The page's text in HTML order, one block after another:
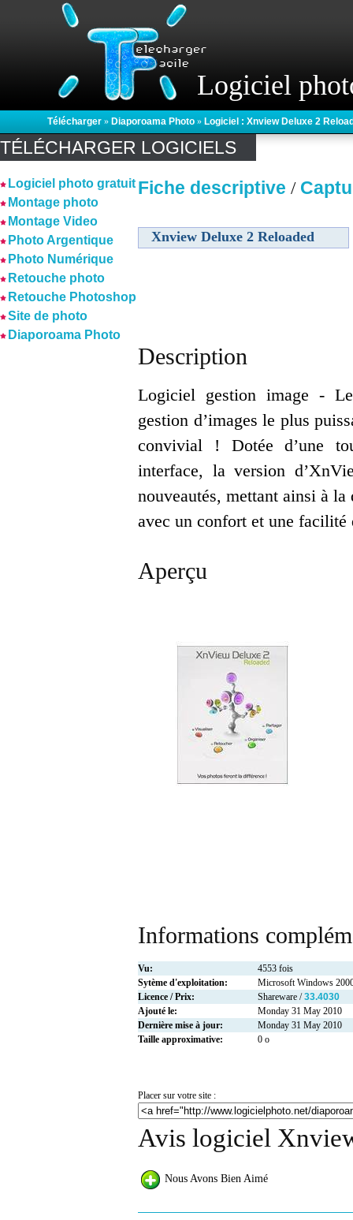
Logiciel
Télécharger » Diaporoama Photo » Logiciel : Xnview Deluxe 2
TÉLÉCHARGER LOGICIELS
Logiciel photo gratuit
Montage photo
Montage Video
Photo Argentique
Photo Numérique
Retouche photo
Retouche Photoshop
Site de photo
Diaporoama Photo
Fiche descriptive /
Xnview Deluxe 2 Reloaded
Description
Logiciel gestion image -
gestion d’images le plus
convivial ! Dotée d’une
interface, la version
nouveautés, mettant ainsi à
avec un confort et une facilité
Aperçu
Informations
Vu:
4553 fois
Sytème d'exploitation:
Microsoft Windows
Licence / Prix:
Shareware /33.4030
Ajouté le:
Monday 31 May 2010
Dernière mise à jour:
Monday 31 May 2010
Taille approximative:
0 o
Placer sur votre site :
Avis logiciel
Nous Avons Bien Aimé